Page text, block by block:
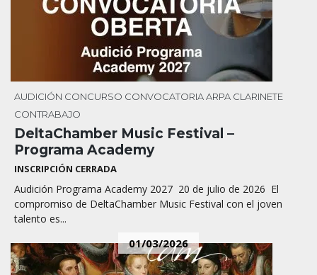
AUDICIÓN CONCURSO CONVOCATORIAARPA CLARINETE
CONTRABAJO
DeltaChamber Music Festival –
Programa Academy
INSCRIPCIÓN CERRADA
Audición Programa Academy 2027 20 de julio de 2026 El
compromiso de DeltaChamber Music Festival con el joven
talento es...
01/03/2026